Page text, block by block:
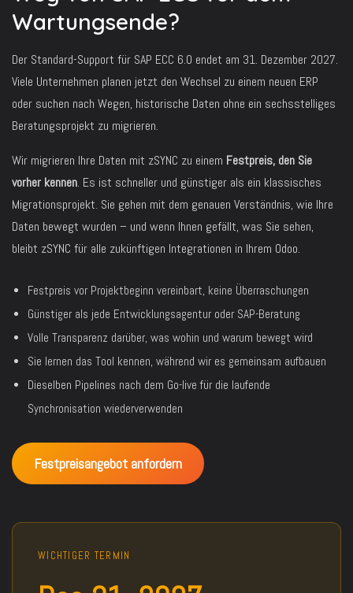
Wartungsende?
Der Standard-Support für SAP ECC 6.0 endet am 31. Dezember 2027.
Viele Unternehmen planen jetzt den Wechsel zu einem neuen ERP
oder suchen nach Wegen, historische Daten ohne ein sechsstelliges
Beratungsprojekt zu migrieren.
Wir migrieren Ihre Daten mit zSYNC zu einem Festpreis, den Sie
vorher kennen. Es ist schneller und günstiger als ein klassisches
Migrationsprojekt. Sie gehen mit dem genauen Verständnis, wie Ihre
Daten bewegt wurden – und wenn Ihnen gefällt, was Sie sehen,
bleibt zSYNC für alle zukünftigen Integrationen in Ihrem Odoo.
Festpreis vor Projektbeginn vereinbart, keine Überraschungen
Günstiger als jede Entwicklungsagentur oder SAP-Beratung
Volle Transparenz darüber, was wohin und warum bewegt wird
Sie lernen das Tool kennen, während wir es gemeinsam aufbauen
Dieselben Pipelines nach dem Go-live für die laufende
Synchronisation wiederverwenden
Festpreisangebot anfordern
WICHTIGER TERMIN